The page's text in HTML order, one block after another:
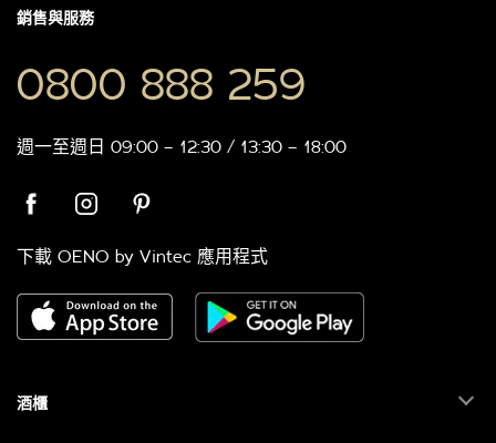
銷售與服務
0800 888 259
週一至週日 09:00 – 12:30 / 13:30 – 18:00
下載 OENO by Vintec 應用程式
酒櫃